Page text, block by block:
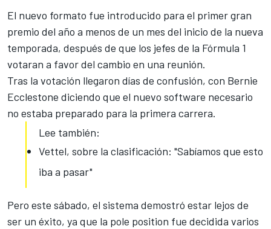
El nuevo formato fue introducido para el primer gran
premio del año a menos de un mes del inicio de la nueva
temporada, después de que los jefes de la Fórmula 1
votaran a favor del cambio en una reunión.
Tras la votación llegaron días de confusión, con Bernie
Ecclestone diciendo que el nuevo software necesario
no estaba preparado para la primera carrera.
Lee también:
Vettel, sobre la clasificación: "Sabíamos que esto
iba a pasar"
Pero este sábado, el sistema demostró estar lejos de
ser un éxito, ya que la pole position fue decidida varios